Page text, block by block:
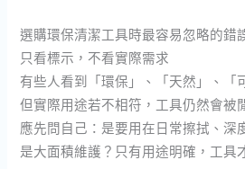
選購環保清潔工具時最容易忽略的錯
只看標示，不看實際需求
有些人看到「環保」、「天然」、「
但實際用途若不相符，工具仍然會被
應先問自己：是要用在日常擦拭、深
是大面積維護？只有用途明確，工具